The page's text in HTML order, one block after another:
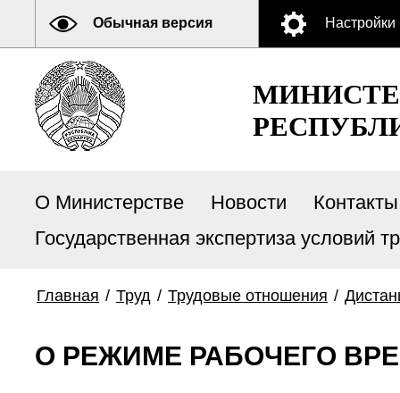
Обычная версия Настройки
О Министерстве Новости
Контакты
Государственная экспертиза условий
Главная / Труд / Трудовые отношения /
О РЕЖИМЕ РАБОЧЕГО